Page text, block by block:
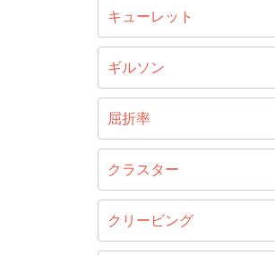
キューレット
ギルソン
屈折率
クラスター
クリービング